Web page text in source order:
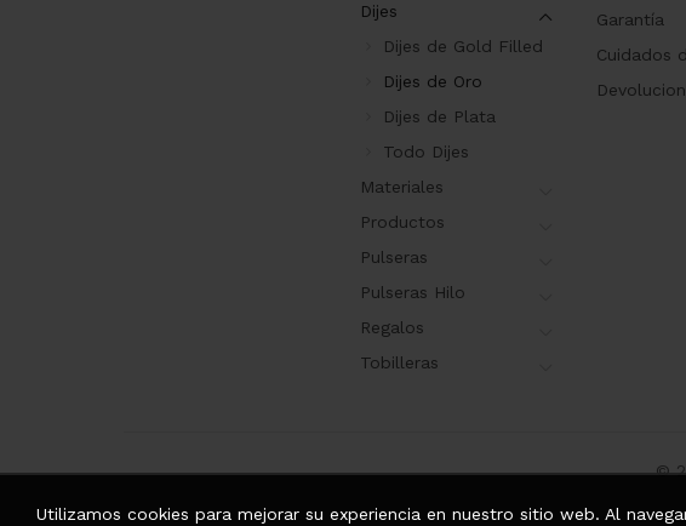
Dijes
Dijes de Gold Filled
Dijes de Oro
Dijes de Plata
Todo Dijes
Materiales
Productos
Pulseras
Pulseras Hilo
Regalos
Tobilleras
Garantía
Cuidados
©
Utilizamos cookies para mejorar su experiencia en nuestro sitio web. Al